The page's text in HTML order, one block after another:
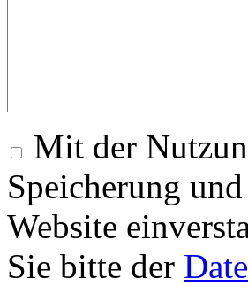
Mit der
Speicherung
Website
Sie bitte der